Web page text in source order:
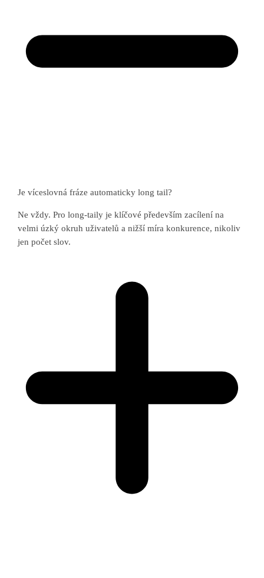
Je víceslovná fráze automaticky long tail?
Ne vždy. Pro long-taily je klíčové především zacílení na
velmi úzký okruh uživatelů a nižší míra konkurence, nikoliv
jen počet slov.